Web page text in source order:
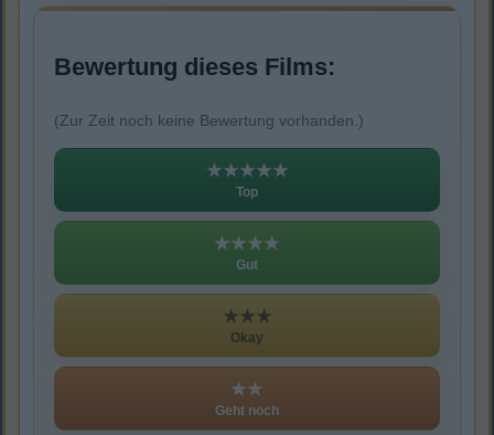
Bewertung dieses Films:
(Zur Zeit noch keine Bewertung vorhanden.)
★★★★★
Top
★★★★
Gut
★★★
Okay
★★
Geht noch